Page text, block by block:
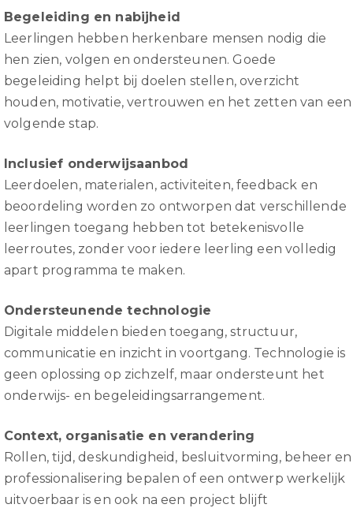
Begeleiding en nabijheid
Leerlingen hebben herkenbare mensen nodig die
hen zien, volgen en ondersteunen. Goede
begeleiding helpt bij doelen stellen, overzicht
houden, motivatie, vertrouwen en het zetten van een
volgende stap.
Inclusief onderwijsaanbod
Leerdoelen, materialen, activiteiten, feedback en
beoordeling worden zo ontworpen dat verschillende
leerlingen toegang hebben tot betekenisvolle
leerroutes, zonder voor iedere leerling een volledig
apart programma te maken.
Ondersteunende technologie
Digitale middelen bieden toegang, structuur,
communicatie en inzicht in voortgang. Technologie is
geen oplossing op zichzelf, maar ondersteunt het
onderwijs- en begeleidingsarrangement.
Context, organisatie en verandering
Rollen, tijd, deskundigheid, besluitvorming, beheer en
professionalisering bepalen of een ontwerp werkelijk
uitvoerbaar is en ook na een project blijft